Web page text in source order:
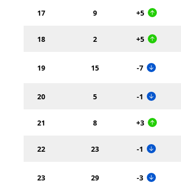
17 9 +5
18 2 +5
19 15 -7
20 5 -1
21 8 +3
22 23 -1
23 29 -3